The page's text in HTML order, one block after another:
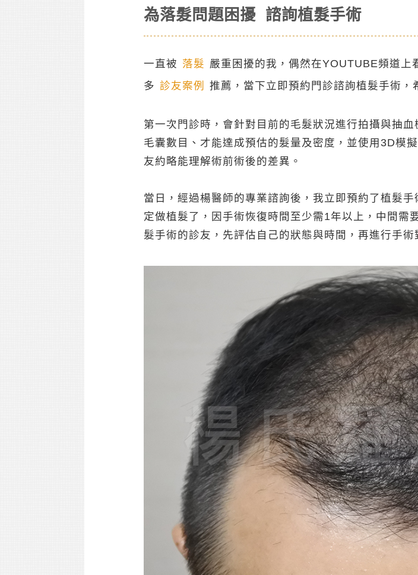
為落髮問題困擾 諮詢植髮手術
一直被 落髮 嚴重困擾的我，偶然在YOUTUBE頻道上
多 診友案例 推薦，當下立即預約門診諮詢植髮手術，
第一次門診時，會針對目前的毛髮狀況進行拍攝與抽
毛囊數目、才能達成預估的髮量及密度，並使用3D模
友約略能理解術前術後的差異。
當日，經過楊醫師的專業諮詢後，我立即預約了植髮
定做植髮了，因手術恢復時間至少需1年以上，中間需
髮手術的診友，先評估自己的狀態與時間，再進行手術